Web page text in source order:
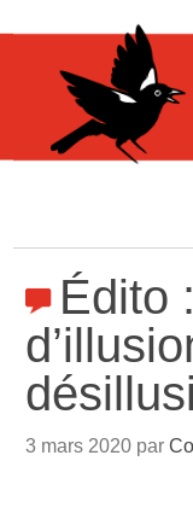
Édito
3 mars 2020 par